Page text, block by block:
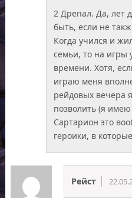
2 Дрепал. Да, лет
быть, если не
Когда учился и
семьи, то на игры
времени. Хотя,
играю меня
рейдовых вечера
позволить (я
Сартарион это
героики, в
Рейст